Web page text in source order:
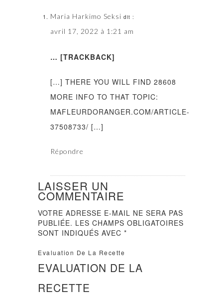
Maria Harkimo Seksi dit :
avril 17, 2022 à 1:21 am
… [TRACKBACK]
[…] THERE YOU WILL FIND 28608
MORE INFO TO THAT TOPIC:
MAFLEURDORANGER.COM/ARTICLE-
37508733/ […]
Répondre
LAISSER UN
COMMENTAIRE
VOTRE ADRESSE E-MAIL NE SERA PAS
PUBLIÉE. LES CHAMPS OBLIGATOIRES
SONT INDIQUÉS AVEC*
Evaluation De La Recette
EVALUATION DE LA
RECETTE